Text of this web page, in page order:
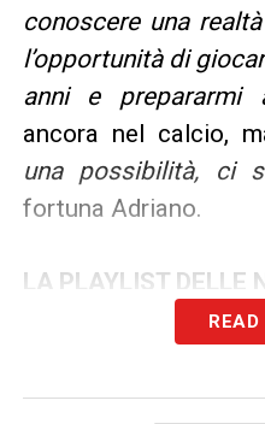
conoscere una
l’opportunità di
anni e prepararmi
ancora nel calcio,
una possibilità, ci
fortuna Adriano.
LA PLAYLIST DELLE
READ